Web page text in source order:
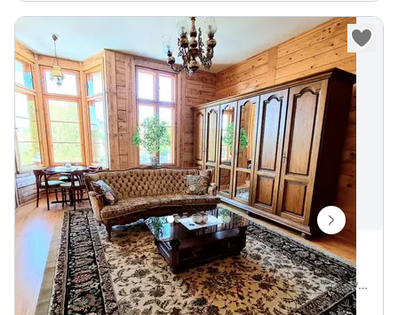
Vila "Jūros akis"
J. Basanavičiaus g. 33, Palanga, Palangos miesto savivaldybė, Lietuva
Vietų iki18